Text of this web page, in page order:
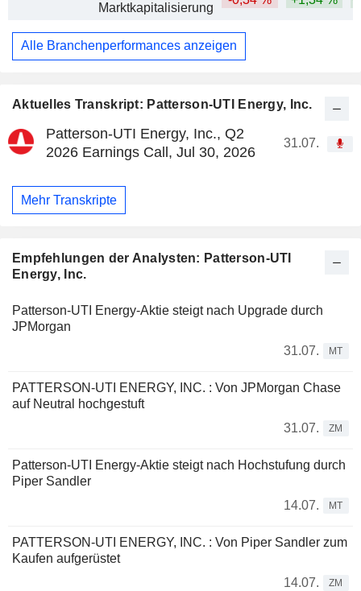
Aktuelles Transkript: Patterson-UTI Energy, Inc.
Patterson-UTI Energy, Inc., Q2
2026 Earnings Call, Jul 30, 2026
31.07.
Mehr Transkripte
Empfehlungen der Analysten: Patterson-UTI
Energy, Inc.
Patterson-UTI Energy-Aktie steigt nach Upgrade durch
JPMorgan
31.07.
MT
PATTERSON-UTI ENERGY, INC. : Von JPMorgan Chase
auf Neutral hochgestuft
31.07.
ZM
Patterson-UTI Energy-Aktie steigt nach Hochstufung durch
Piper Sandler
14.07.
MT
PATTERSON-UTI ENERGY, INC. : Von Piper Sandler zum
Kaufen aufgerüstet
14.07.
ZM
Marktkapitalisierung
Alle Branchenperformances anzeigen